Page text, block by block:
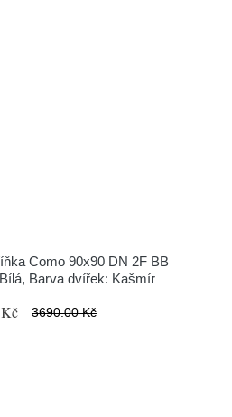
Como 90x90 DN 2F BB
Barva dvířek: Kašmír
3690.00 Kč